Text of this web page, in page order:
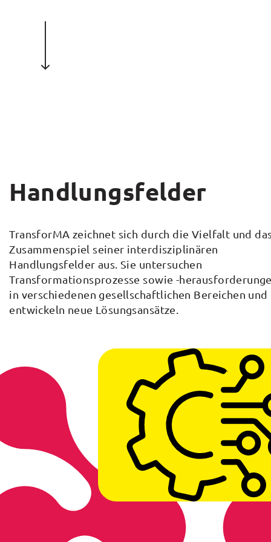
Handlungsfelder
TransforMA zeichnet sich durch die Vielfalt und
Zusammenspiel seiner interdisziplinären
Handlungsfelder aus. Sie untersuchen
Transformationsprozesse sowie -
in verschiedenen gesellschaftlichen Bereichen und
entwickeln neue Lösungsansätze.